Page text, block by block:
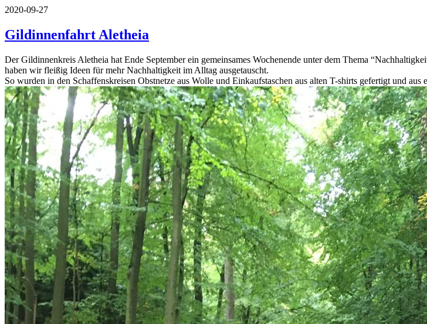
2020-09-27
Gildinnenfahrt Aletheia
Der Gildinnenkreis Aletheia hat Ende September ein gemeinsames Wochenende unter dem Thema
haben wir fleißig Ideen für mehr Nachhaltigkeit im Alltag ausgetauscht.
So wurden in den Schaffenskreisen Obstnetze aus Wolle und Einkaufstaschen aus alten T-shirts gefertigt und